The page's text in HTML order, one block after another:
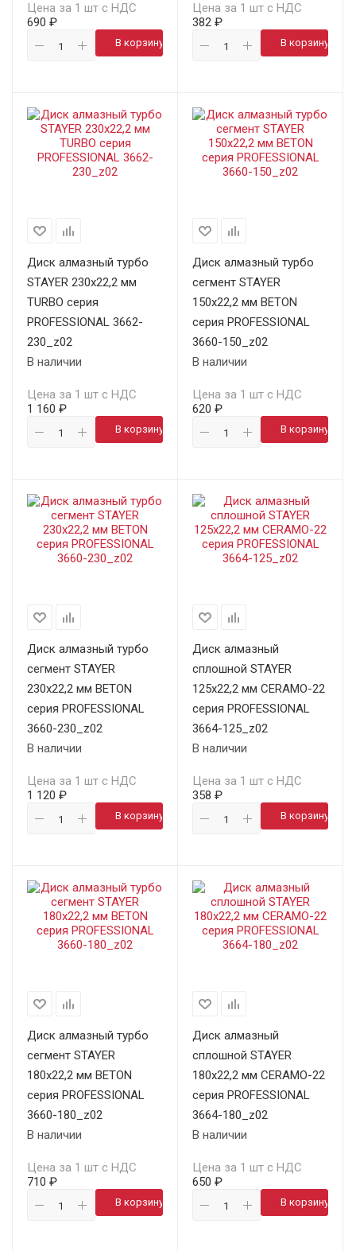
Цена за 1 шт с НДС
690 ₽
В корзину
Цена за 1 шт с НДС
382 ₽
В корзину
Диск алмазный турбо
STAYER 230х22,2 мм
TURBO серия
PROFESSIONAL 3662-
230_z02
В наличии
Цена за 1 шт с НДС
1 160 ₽
В корзину
Диск алмазный турбо
сегмент STAYER
150х22,2 мм BETON
серия PROFESSIONAL
3660-150_z02
В наличии
Цена за 1 шт с НДС
620 ₽
В корзину
Диск алмазный турбо
сегмент STAYER
230х22,2 мм BETON
серия PROFESSIONAL
3660-230_z02
В наличии
Цена за 1 шт с НДС
1 120 ₽
В корзину
Диск алмазный
сплошной STAYER
125х22,2 мм CERAMO-22
серия PROFESSIONAL
3664-125_z02
В наличии
Цена за 1 шт с НДС
358 ₽
В корзину
Диск алмазный турбо
сегмент STAYER
180х22,2 мм BETON
серия PROFESSIONAL
3660-180_z02
В наличии
Цена за 1 шт с НДС
710 ₽
В корзину
Диск алмазный
сплошной STAYER
180х22,2 мм CERAMO-22
серия PROFESSIONAL
3664-180_z02
В наличии
Цена за 1 шт с НДС
650 ₽
В корзину